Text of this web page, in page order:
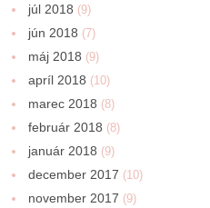
júl 2018 (9)
jún 2018 (7)
máj 2018 (9)
apríl 2018 (10)
marec 2018 (8)
február 2018 (8)
január 2018 (9)
december 2017 (10)
november 2017 (9)